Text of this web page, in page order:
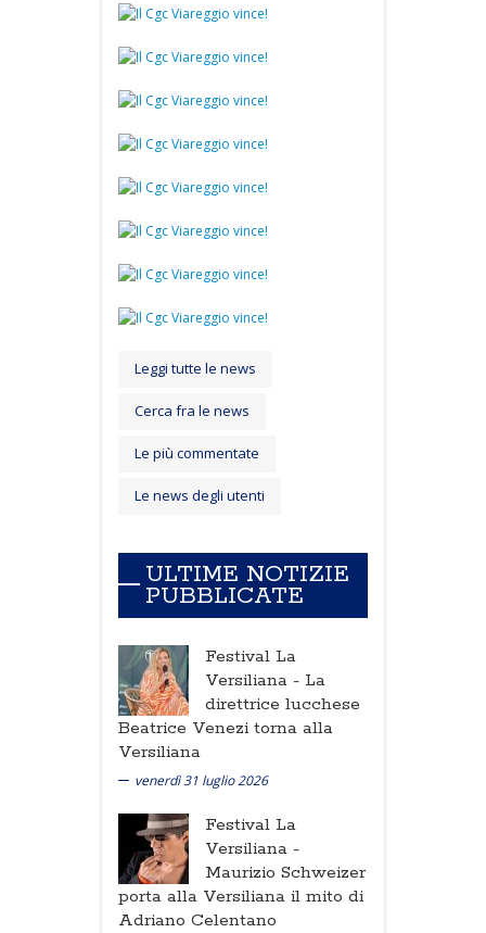
Leggi tutte le news
Cerca fra le news
Le più commentate
Le news degli utenti
ULTIME NOTIZIE
PUBBLICATE
Festival La
Versiliana - La
direttrice lucchese
Beatrice Venezi torna alla
Versiliana
venerdì 31 luglio 2026
Festival La
Versiliana -
Maurizio Schweizer
porta alla Versiliana il mito di
Adriano Celentano